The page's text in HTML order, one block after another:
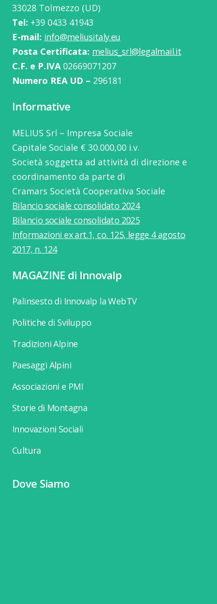
33028 Tolmezzo (UD)
Tel: ‭+39 0433 41943
E-mail: info@meliusitaly.eu
Posta Certificata: melius_srl@legalmail.it
C.F. e P.IVA02669071207
Numero REA UD – 296181
Informative
MELIUS Srl – Impresa Sociale
Capitale Sociale € 30.000,00 i.v.
Società soggetta ad attività di direzione e
coordinamento da parte di
Cramars Società Cooperativa Sociale
Bilancio sociale consolidato 2024
Bilancio sociale consolidato 2025
Informazioni ex art.1, co. 125, legge 4 agosto
2017, n. 124
MAGAZINE di Innovalp
Palinsesto di Innovalp la WebTV
Politiche di Sviluppo
Tradizioni Alpine
Paesaggi Alpini
Associazioni e PMI
Storie di Montagna
Innovazioni Sociali
Cultura
Dove Siamo